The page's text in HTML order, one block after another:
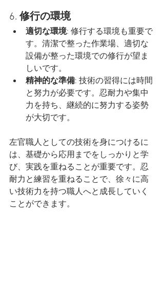
6. 修行の環境
適切な環境: 修行する環境も重要で
す。清潔で整った作業場、適切な
設備が整った環境での修行が望ま
しいです。
精神的な準備: 技術の習得には時間
と努力が必要です。忍耐力や集中
力を持ち、継続的に努力する姿勢
が大切です。
左官職人としての技術を身につけるに
は、基礎から応用までをしっかりと学
び、実践を重ねることが重要です。忍
耐力と練習を重ねることで、徐々に高
い技術力を持つ職人へと成長していく
ことができます。